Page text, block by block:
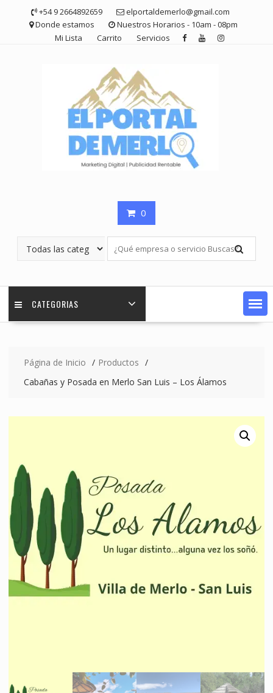
contenido
+54 9 2664892659
elportaldemerlo@gmail.com
Donde estamos
Nuestros Horarios - 10am - 08pm
Mi Lista
Carrito Servicios
0
CATEGORIAS
Página de Inicio
Productos
Cabañas y Posada en Merlo San Luis – Los Álamos